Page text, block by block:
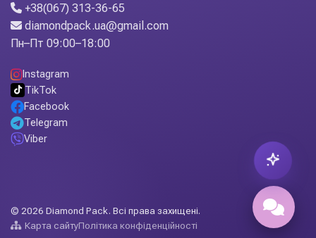
+38(067) 313-36-65
diamondpack.ua@gmail.com
Пн–Пт 09:00–18:00
Instagram
TikTok
Facebook
Telegram
Viber
© 2026 Diamond Pack. Всі права захищені.
Карта сайтуПолітика конфіденційності